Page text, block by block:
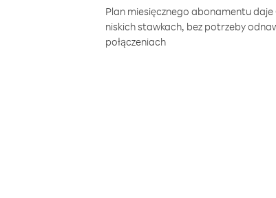
Plan miesięcznego abonamentu
niskich stawkach, bez potrzeby
połączeniach